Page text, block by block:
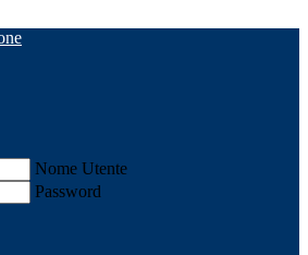
Nome Utente
Password